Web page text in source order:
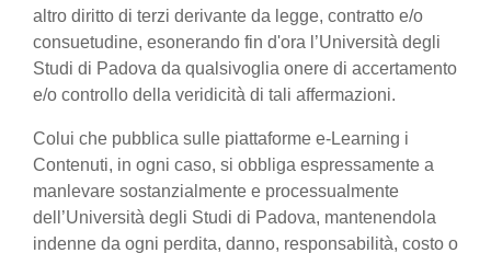
altro diritto di terzi derivante da legge, contratto e/o
consuetudine, esonerando fin d'ora l’Università degli
Studi di Padova da qualsivoglia onere di accertamento
e/o controllo della veridicità di tali affermazioni.
Colui che pubblica sulle piattaforme e-Learning i
Contenuti, in ogni caso, si obbliga espressamente a
manlevare sostanzialmente e processualmente
dell’Università degli Studi di Padova, mantenendola
indenne da ogni perdita, danno, responsabilità, costo o